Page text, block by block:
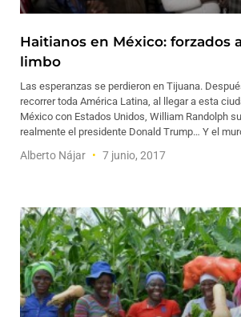
Haitianos en México: forzados
limbo
Las esperanzas se perdieron en Tijuana.
recorrer toda América Latina, al llegar a esta
México con Estados Unidos, William Randolph
realmente el presidente Donald Trump… Y el
Alberto Nájar 7 junio, 2017